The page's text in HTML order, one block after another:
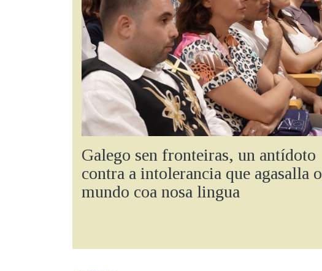
Galego sen fronteiras, un antídoto
contra a intolerancia que agasalla o
mundo coa nosa lingua